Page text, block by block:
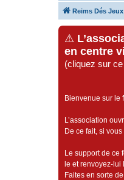
Reims Dés
⚠
en centre
(cliquez sur
Bienvenue sur le
L’association
De ce fait, si
Le support de ce
le et renvoyez-
Faites en sorte